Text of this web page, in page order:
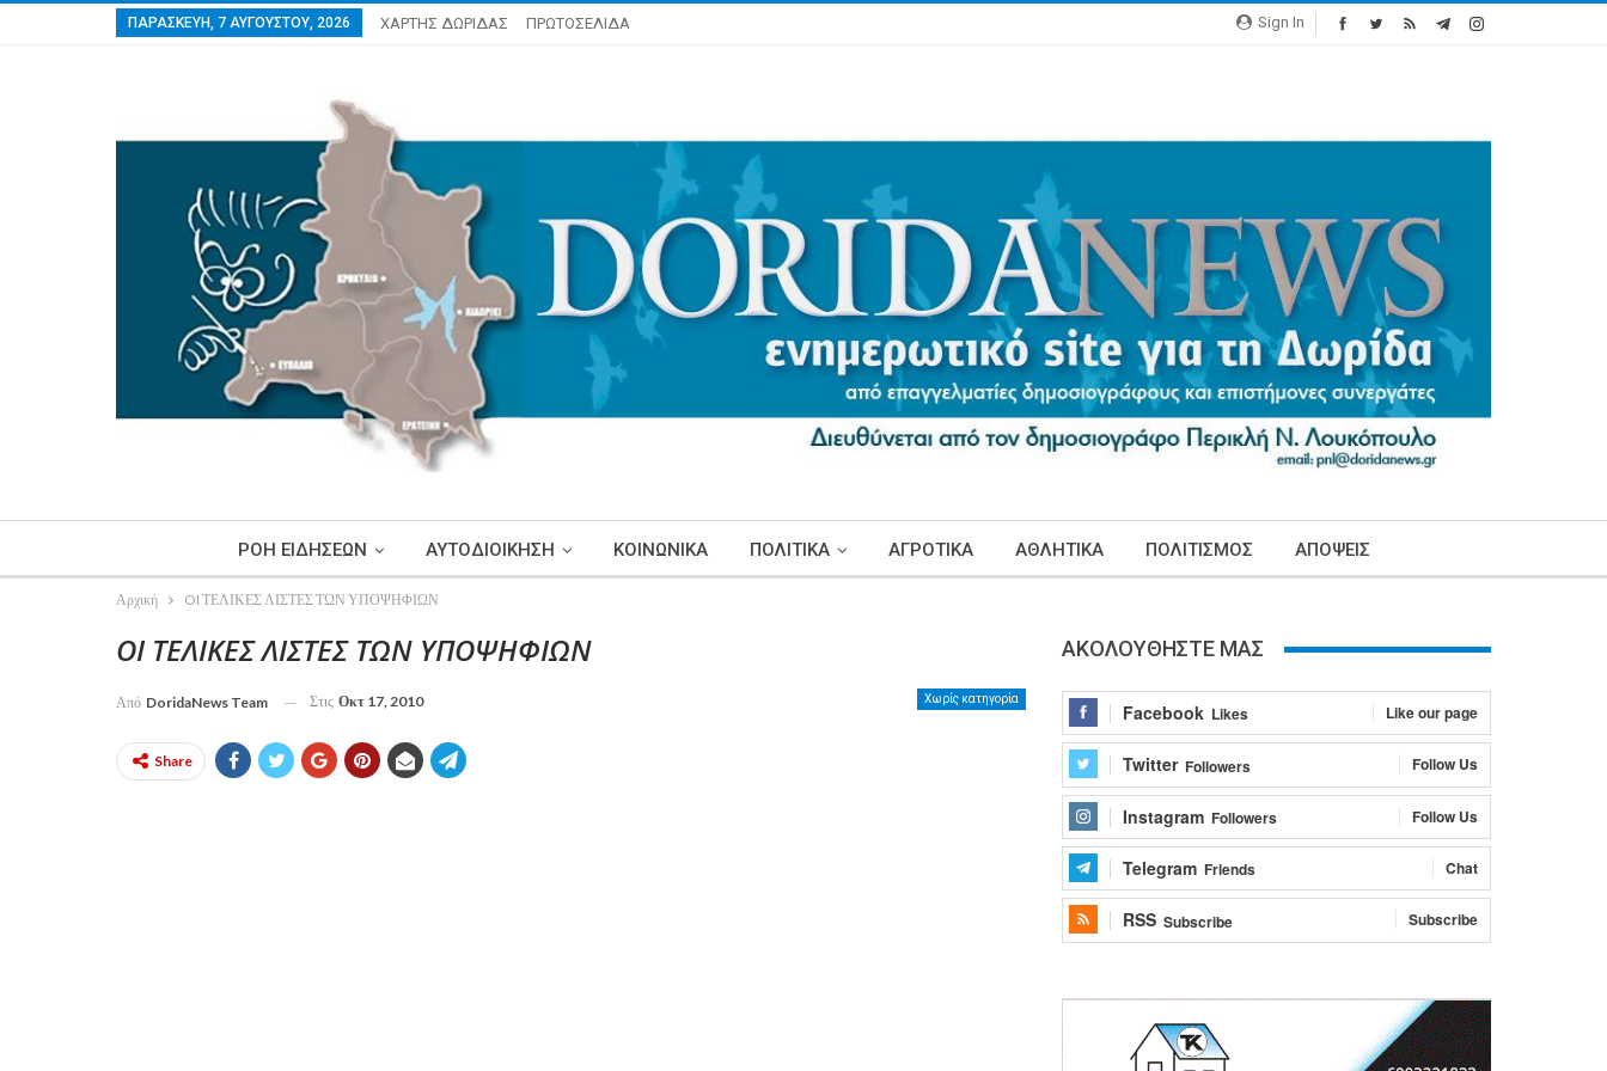
Sign In
ΠΑΡΑΣΚΕΥΉ, 7 ΑΥΓΟΎΣΤΟΥ, 2026 ΧΑΡΤΗΣ ΔΩΡΙΔΑΣ ΠΡΩΤΟΣΕΛΙΔΑ
ΡΟΗ ΕΙΔΗΣΕΩΝ ΑΥΤΟΔΙΟΙΚΗΣΗ ΚΟΙΝΩΝΙΚΑ ΠΟΛΙΤΙΚΑ ΑΓΡΟΤΙΚΑ ΑΘΛΗΤΙΚΑ ΠΟΛΙΤΙΣΜΟΣ ΑΠΟΨΕΙΣ
Αρχική OI ΤΕΛΙΚΕΣ ΛΙΣΤΕΣ ΤΩΝ ΥΠΟΨΗΦΙΩΝ
OI ΤΕΛΙΚΕΣ ΛΙΣΤΕΣ ΤΩΝ ΥΠΟΨΗΦΙΩΝ
Χωρίς κατηγορία
Από DoridaNews Team Στις Οκτ 17, 2010
Share
ΑΚΟΛΟΥΘΗΣΤΕ ΜΑΣ
Facebook Likes Like our page
Twitter Followers Follow Us
Instagram Followers Follow Us
Telegram Friends Chat
RSS Subscribe Subscribe